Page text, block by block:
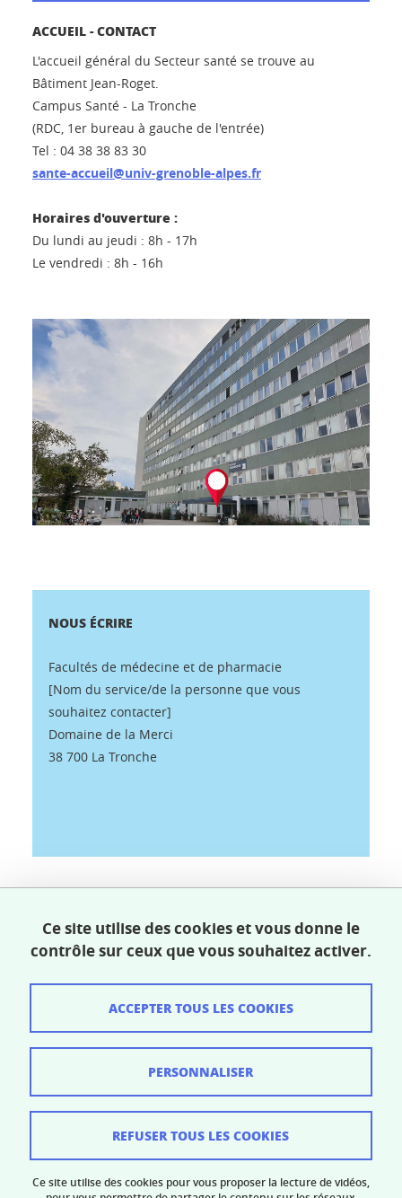
ACCUEIL - CONTACT
L'accueil général du Secteur santé se trouve au
Bâtiment Jean-Roget.
Campus Santé - La Tronche
(RDC, 1er bureau à gauche de l'entrée)
Tel : 04 38 38 83 30
sante-accueil@univ-grenoble-alpes.fr
Horaires d'ouverture :
Du lundi au jeudi : 8h - 17h
Le vendredi : 8h - 16h
NOUS ÉCRIRE
Facultés de médecine et de pharmacie
[Nom du service/de la personne que vous
souhaitez contacter]
Domaine de la Merci
38 700 La Tronche
Mis à jour le 2 février 2026
Données personnelles
Ce site utilise des cookies et vous donne le
contrôle sur ceux que vous souhaitez activer.
Ce site utilise des cookies pour vous proposer la lecture de vidéos,
ACCEPTER TOUS LES COOKIES
REFUSER TOUS LES COOKIES
PERSONNALISER